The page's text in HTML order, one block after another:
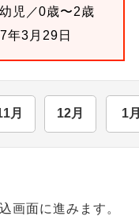
児／0歳〜2歳
年3月29日
月 12月 1
画面に進みます。